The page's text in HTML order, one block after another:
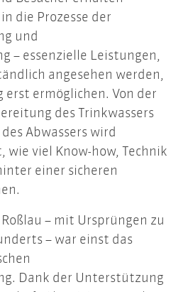
die Prozesse der
und
– essenzielle Leistungen,
angesehen werden,
erst ermöglichen. Von der
des Trinkwassers
Abwassers wird
viel Know-how, Technik
einer sicheren
– mit Ursprüngen zu
– war einst das
Dank der Unterstützung